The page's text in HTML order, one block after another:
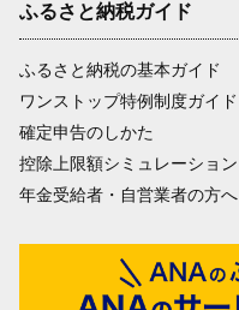
ふるさと納税ガイド
ふるさと納税の基本ガイド
ワンストップ特例制度ガイド
確定申告のしかた
控除上限額シミュレーション
年金受給者・自営業者の方へ